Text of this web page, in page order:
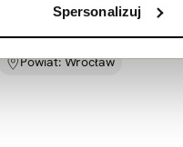
Spersonalizuj
/ m² 227.70 m²
Powiat: Wrocław